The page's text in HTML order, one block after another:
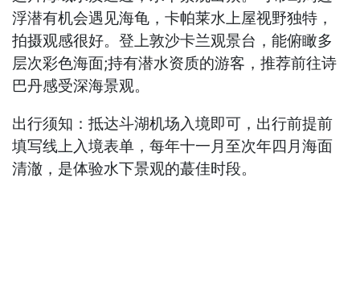
浮潜有机会遇见海龟，卡帕莱水上屋视野独特，
拍摄观感很好。登上敦沙卡兰观景台，能俯瞰多
层次彩色海面;持有潜水资质的游客，推荐前往诗
巴丹感受深海景观。
出行须知：抵达斗湖机场入境即可，出行前提前
填写线上入境表单，每年十一月至次年四月海面
清澈，是体验水下景观的蕞佳时段。